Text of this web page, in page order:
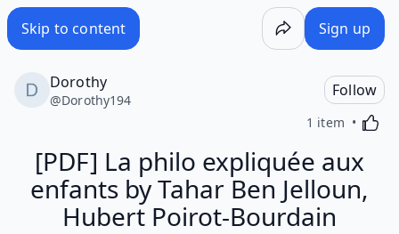
Skip to content Sign up
Dorothy
@Dorothy194
Follow
1 item
[PDF] La philo expliquée aux
enfants by Tahar Ben Jelloun,
Hubert Poirot-Bourdain